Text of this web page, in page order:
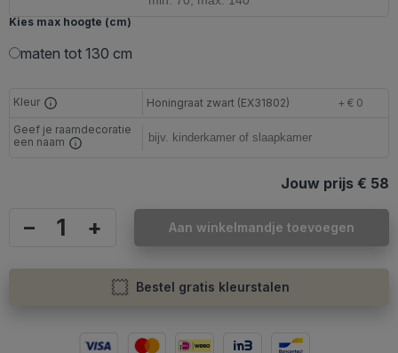
Kies max hoogte (cm)
maten tot 130 cm
Kleur Honingraat zwart (EX31802)
+ € 0
Geef je raamdecoratie
een naam
Jouw prijs € 58
– + Aan winkelmandje toevoegen
Bestel gratis kleurstalen